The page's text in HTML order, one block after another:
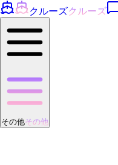
クルーズクルーズ
その他その他